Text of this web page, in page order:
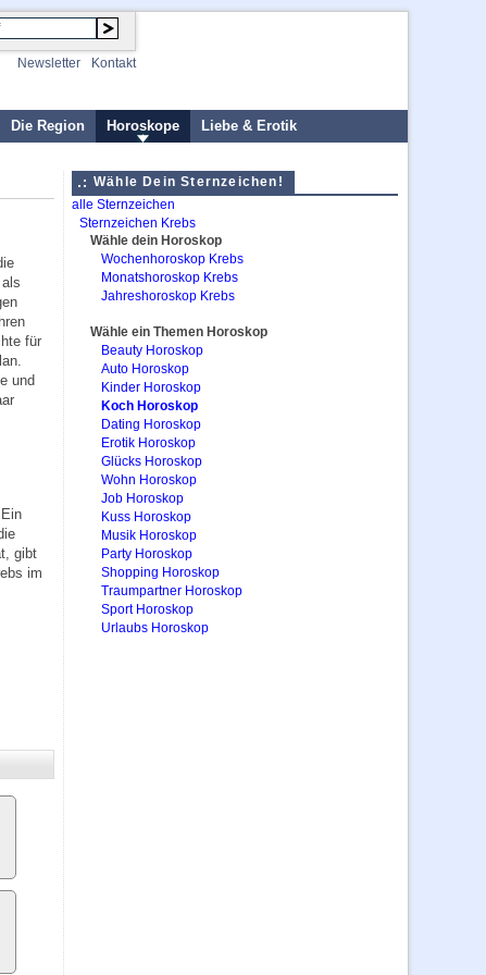
Newsletter Kontakt
Die Region Horoskope Liebe & Erotik
für
und
gibt
im
Wähle Dein Sternzeichen!
alle Sternzeichen
Sternzeichen Krebs
Wähle dein Horoskop
Wochenhoroskop Krebs
Monatshoroskop Krebs
Jahreshoroskop Krebs
Wähle ein Themen Horoskop
Beauty Horoskop
Auto Horoskop
Kinder Horoskop
Koch Horoskop
Dating Horoskop
Erotik Horoskop
Glücks Horoskop
Wohn Horoskop
Job Horoskop
Kuss Horoskop
Musik Horoskop
Party Horoskop
Shopping Horoskop
Traumpartner Horoskop
Sport Horoskop
Urlaubs Horoskop